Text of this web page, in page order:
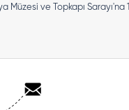
ve Topkapı Sarayı'na